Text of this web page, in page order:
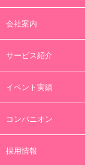
会社案内
サービス紹介
イベント実績
コンパニオン
採用情報